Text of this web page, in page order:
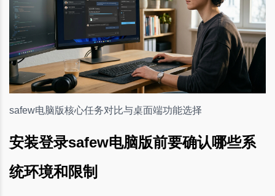
safew电脑版核心任务对比与桌面端功能选择
安装登录safew电脑版前要确认哪些系
统环境和限制